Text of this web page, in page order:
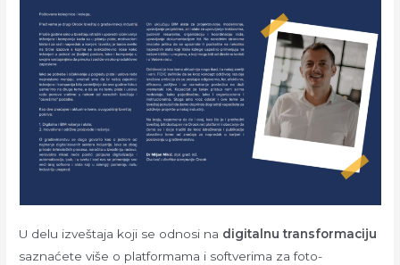
U delu izveštaja koji se odnosi na digitalnu transformaciju
saznaćete više o platformama i softverima za foto-